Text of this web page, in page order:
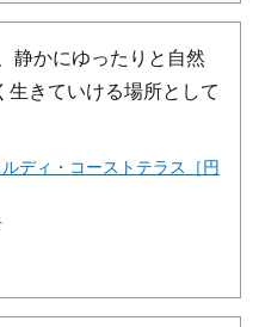
静かにゆったりと自然
生きていける場所として
ディ・コーストテラス［円